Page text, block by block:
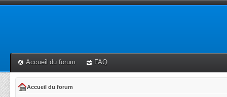
Accueil du forum FAQ
Accueil du forum